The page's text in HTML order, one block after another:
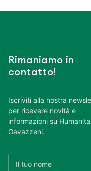
Rimaniamo in
contatto!
Iscriviti alla nostra
per ricevere novità e
informazioni su
Gavazzeni.